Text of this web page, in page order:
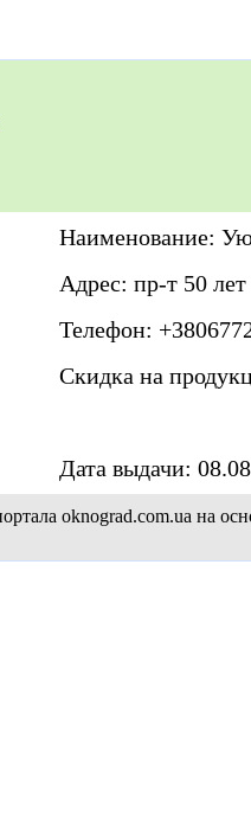
Наименование:
Адрес: пр-т 50
Телефон:
Скидка на
Дата выдачи:
oknograd.com.ua на